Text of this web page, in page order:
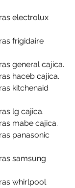
electrolux
frigidaire
general cajica.
haceb cajica.
kitchenaid
lg cajica.
mabe cajica.
panasonic
samsung
whirlpool